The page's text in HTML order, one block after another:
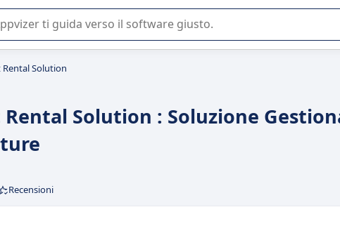
o nella scelta di un software SaaS per la vostra azienda.
Rental Solution
Rental Solution : Soluzione
Recensioni